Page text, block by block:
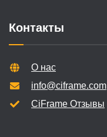
Контакты
О нас
info@ciframe.com
CiFrame Отзывы